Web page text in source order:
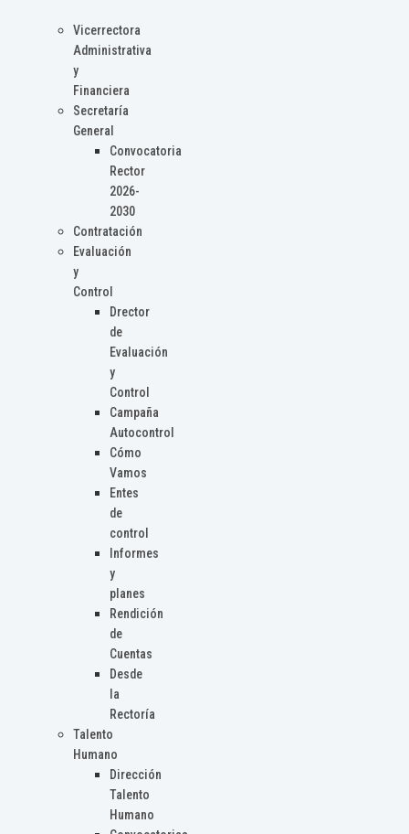
Vicerrectora
Administrativa
y
Financiera
Secretaría
General
Convocatoria
Rector
2026-
2030
Contratación
Evaluación
y
Control
Drector
de
Evaluación
y
Control
Campaña
Autocontrol
Cómo
Vamos
Entes
de
control
Informes
y
planes
Rendición
de
Cuentas
Desde
la
Rectoría
Talento
Humano
Dirección
Talento
Humano